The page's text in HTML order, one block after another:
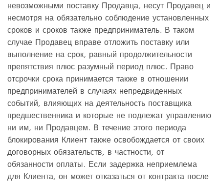
невозможными поставку Продавца, несут Продавец и
несмотря на обязательно соблюдение установленных
сроков и сроков также предприниматель. В таком
случае Продавец вправе отложить поставку или
выполнение на срок, равный продолжительности
препятствия плюс разумный период плюс. Право
отсрочки срока принимается также в отношении
предпринимателей в случаях непредвиденных
событий, влияющих на деятельность поставщика
предшественника и которые не подлежат управлению
ни им, ни Продавцем. В течение этого периода
блокирования Клиент также освобождается от своих
договорных обязательств, в частности, от
обязанности оплаты. Если задержка неприемлема
для Клиента, он может отказаться от контракта после